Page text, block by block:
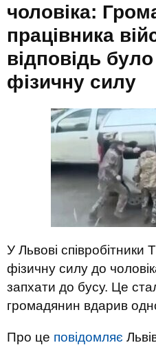
чоловіка:
працівника
відповідь
фізичну силу
У Львові співробітники
фізичну силу до
запхати до бусу. Це
громадянин вдарив
Про це повідомляє